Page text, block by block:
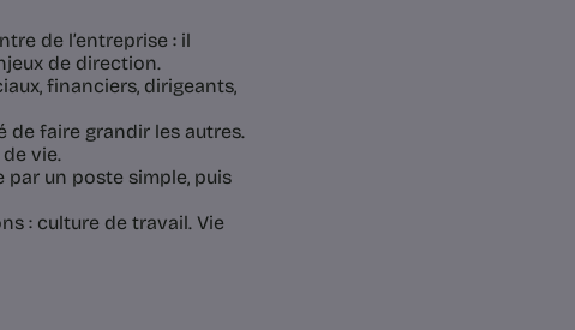
de l’entreprise : il
de direction.
financiers, dirigeants,
de faire grandir les autres.
vie.
par un poste simple, puis
: culture de travail. Vie